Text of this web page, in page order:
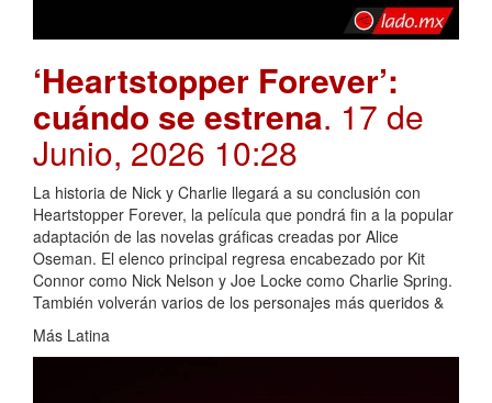
‘Heartstopper Forever’:
cuándo se estrena. 17 de
Junio, 2026 10:28
La historia de Nick y Charlie llegará a su conclusión con
Heartstopper Forever, la película que pondrá fin a la popular
adaptación de las novelas gráficas creadas por Alice
Oseman. El elenco principal regresa encabezado por Kit
Connor como Nick Nelson y Joe Locke como Charlie Spring.
También volverán varios de los personajes más queridos &
Más Latina